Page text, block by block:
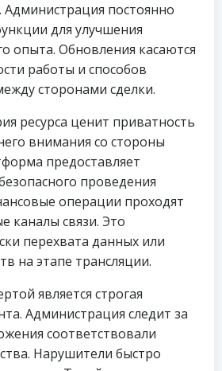
постоянно
для улучшения
опыта. Обновления касаются
работы и способов
сторонами сделки.
ресурса ценит приватность
внимания со стороны
предоставляет
проведения
операции проходят
каналы связи. Это
перехвата данных или
на этапе трансляции.
является строгая
Администрация следит за
соответствовали
Нарушители быстро